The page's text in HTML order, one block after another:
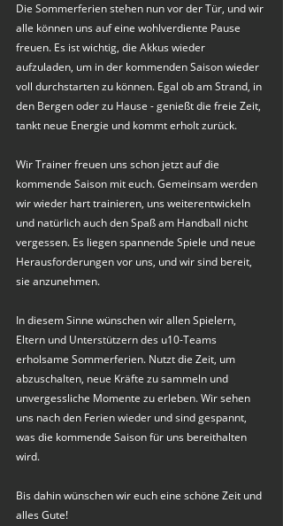
Die Sommerferien stehen nun vor der Tür, und wir
alle können uns auf eine wohlverdiente Pause
freuen. Es ist wichtig, die Akkus wieder
aufzuladen, um in der kommenden Saison wieder
voll durchstarten zu können. Egal ob am Strand, in
den Bergen oder zu Hause - genießt die freie Zeit,
tankt neue Energie und kommt erholt zurück.
Wir Trainer freuen uns schon jetzt auf die
kommende Saison mit euch. Gemeinsam werden
wir wieder hart trainieren, uns weiterentwickeln
und natürlich auch den Spaß am Handball nicht
vergessen. Es liegen spannende Spiele und neue
Herausforderungen vor uns, und wir sind bereit,
sie anzunehmen.
In diesem Sinne wünschen wir allen Spielern,
Eltern und Unterstützern des u10-Teams
erholsame Sommerferien. Nutzt die Zeit, um
abzuschalten, neue Kräfte zu sammeln und
unvergessliche Momente zu erleben. Wir sehen
uns nach den Ferien wieder und sind gespannt,
was die kommende Saison für uns bereithalten
wird.
Bis dahin wünschen wir euch eine schöne Zeit und
alles Gute!